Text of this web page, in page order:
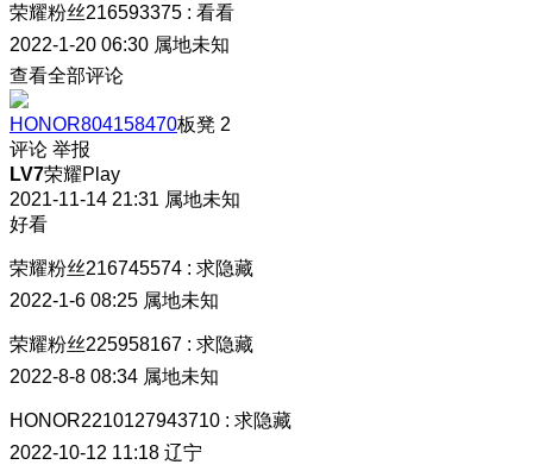
荣耀粉丝216593375 : 看看
2022-1-20 06:30 属地未知
查看全部评论
HONOR804158470板凳 2
评论 举报
LV7荣耀Play
2021-11-14 21:31 属地未知
好看
荣耀粉丝216745574 : 求隐藏
2022-1-6 08:25 属地未知
荣耀粉丝225958167 : 求隐藏
2022-8-8 08:34 属地未知
HONOR2210127943710 : 求隐藏
2022-10-12 11:18 辽宁